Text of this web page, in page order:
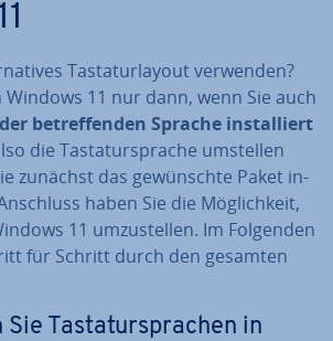
Tas­ta­tur­lay­out verwenden?
11 nur dann, wenn Sie auch
be­tref­fen­den Sprache in­stal­liert
die Tas­ta­tur­spra­che umstellen
zunächst das ge­wünsch­te Paket in­
haben Sie die Mög­lich­keit,
11 um­zu­stel­len. Im Folgenden
für Schritt durch den gesamten
Tas­ta­tur­spra­chen in